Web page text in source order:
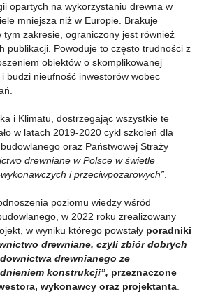
opartych na wykorzystaniu drewna w
mniejsza niż w Europie. Brakuje
tym zakresie, ograniczony jest również
publikacji. Powoduje to często trudności z
obiektów o skomplikowanej
budzi nieufność inwestorów wobec
i Klimatu, dostrzegając wszystkie te
w latach 2019-2020 cykl szkoleń dla
oraz Państwowej Straży
drewniane w Polsce w świetle
i przeciwpożarowych”
poziomu wiedzy wśród
w 2022 roku zrealizowany
w wyniku którego powstały poradniki
drewniane, czyli zbiór dobrych
drewnianego ze
konstrukcji”, przeznaczone
wykonawcy oraz projektanta